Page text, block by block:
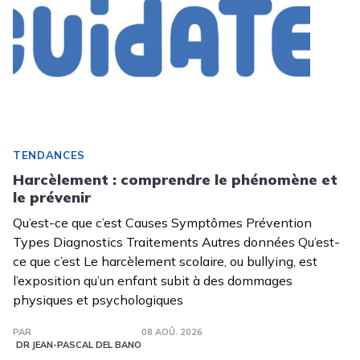
TENDANCES
Harcèlement : comprendre le phénomène et
le prévenir
Qu’est-ce que c’est Causes Symptômes Prévention
Types Diagnostics Traitements Autres données Qu’est-
ce que c’est Le harcèlement scolaire, ou bullying, est
l’exposition qu’un enfant subit à des dommages
physiques et psychologiques
PAR
DR JEAN-PASCAL DEL BANO
08 AOÛ. 2026